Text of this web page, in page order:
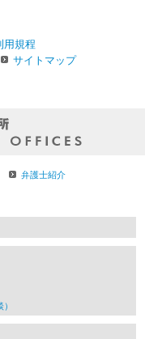
用規程
サイトマップ
弁護士紹介